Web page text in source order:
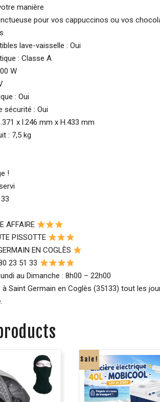
manière
pour vos cappuccinos ou vos
lave-vaisselle : Oui
: Classe A
W
: Oui
sécurité : Oui
x l.246 mm x H.433 mm
: 7,5 kg
!
AFFAIRE
PISSOTTE
EN COGLÈS
23 51 33
au Dimanche : 8h00 – 22h00
Saint Germain en Coglès (35133) tout les
Sale!